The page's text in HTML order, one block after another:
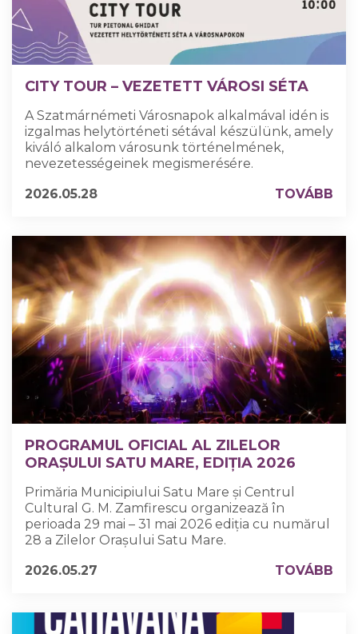
CITY TOUR – VEZETETT VÁROSI SÉTA
A Szatmárnémeti Városnapok alkalmával idén is
izgalmas helytörténeti sétával készülünk, amely
kiváló alkalom városunk történelmének,
nevezetességeinek megismerésére.
2026.05.28
TOVÁBB
PROGRAMUL OFICIAL AL ZILELOR
ORAȘULUI SATU MARE, EDIȚIA 2026
Primăria Municipiului Satu Mare și Centrul
Cultural G. M. Zamfirescu organizează în
perioada 29 mai – 31 mai 2026 ediția cu numărul
28 a Zilelor Orașului Satu Mare.
2026.05.27
TOVÁBB